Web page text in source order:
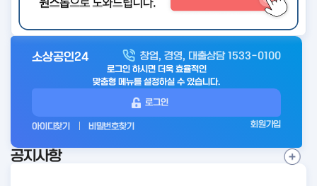
아
전
소상공인24 창업, 경영, 대출상담 1533-0100
로그인 하시면 더욱 효율적인
맞춤형 메뉴를 설정하실 수 있습니다.
로그인
아이디찾기 비밀번호찾기 회원가입
공지사항
공